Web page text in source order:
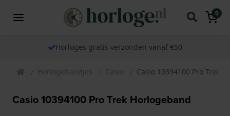
0
Horloges gratis verzonden vanaf €50
Horlogebandjes Casio Casio 10394100 Pro Trek
Casio 10394100 Pro Trek Horlogeband